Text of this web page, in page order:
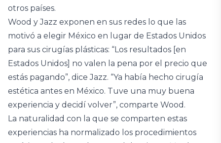
otros países.
Wood y Jazz exponen en sus redes lo que las
motivó a elegir México en lugar de Estados Unidos
para sus cirugías plásticas: “Los resultados [en
Estados Unidos] no valen la pena por el precio que
estás pagando”, dice Jazz. “Ya había hecho cirugía
estética antes en México. Tuve una muy buena
experiencia y decidí volver”, comparte Wood.
La naturalidad con la que se comparten estas
experiencias ha normalizado los procedimientos